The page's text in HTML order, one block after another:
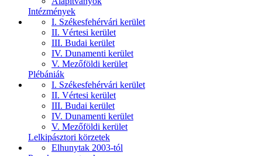
Intézmények
I. Székesfehérvári kerület
II. Vértesi kerület
III. Budai kerület
IV. Dunamenti kerület
V. Mezőföldi kerület
Plébániák
I. Székesfehérvári kerület
II. Vértesi kerület
III. Budai kerület
IV. Dunamenti kerület
V. Mezőföldi kerület
Lelkipásztori körzetek
Elhunytak 2003-tól